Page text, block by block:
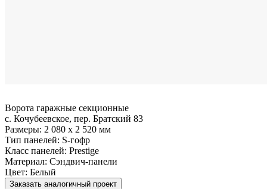
Ворота гаражные секционные
с. Кочубеевское, пер. Братский 83
Размеры: 2 080 x 2 520 мм
Тип панелей: S-гофр
Класс панелей: Prestige
Материал: Сэндвич-панели
Цвет: Белый
Заказать аналогичный проект